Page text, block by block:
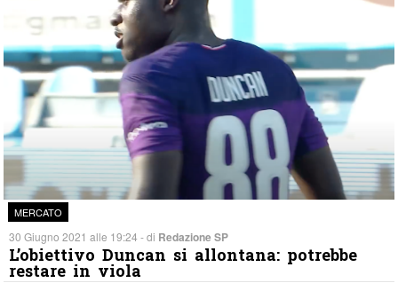
MERCATO
30 Giugno 2021 alle 19:24 - di Redazione SP
L’obiettivo Duncan si allontana: potrebbe
restare in viola